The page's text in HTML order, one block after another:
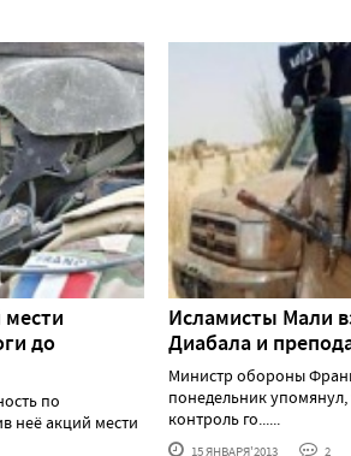
до
по
неё акций мести
Исламисты Мали
Диабала и
Министр обороны
понедельник
контроль го......
15 ЯНВАРЯ'2013 2